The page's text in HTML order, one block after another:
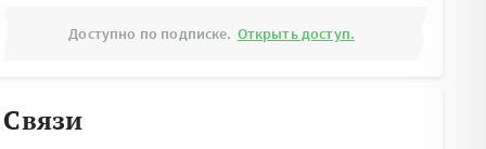
Доступно по подписке. Открыть доступ.
Связи